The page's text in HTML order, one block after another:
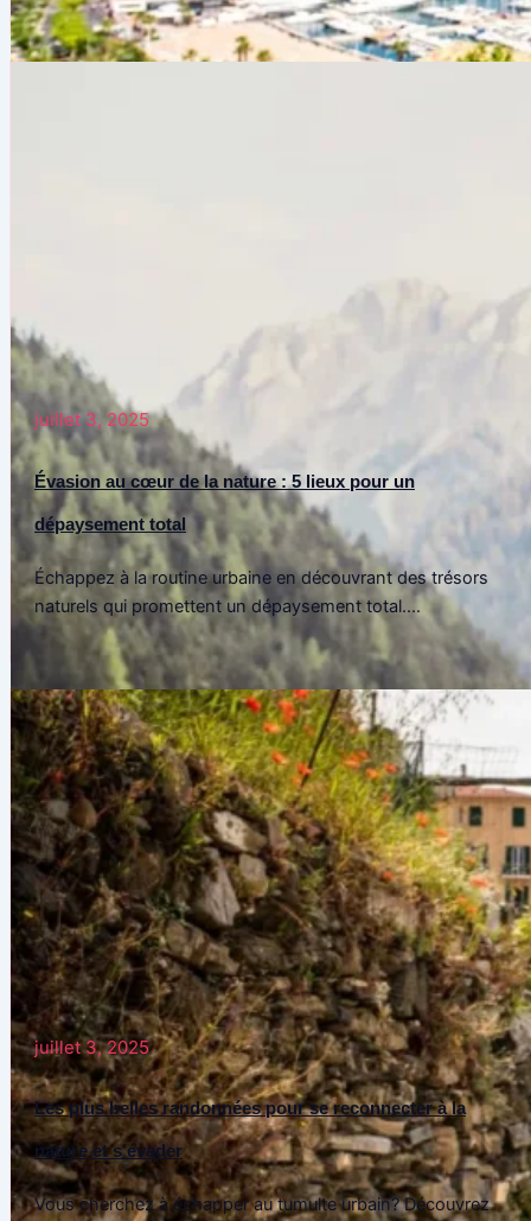
juillet 3, 2025
Évasion au cœur de la nature : 5 lieux pour un
dépaysement total
Échappez à la routine urbaine en découvrant des trésors
naturels qui promettent un dépaysement total....
juillet 3, 2025
Les plus belles randonnées pour se reconnecter à la
nature et s’évader
Vous cherchez à échapper au tumulte urbain? Découvrez